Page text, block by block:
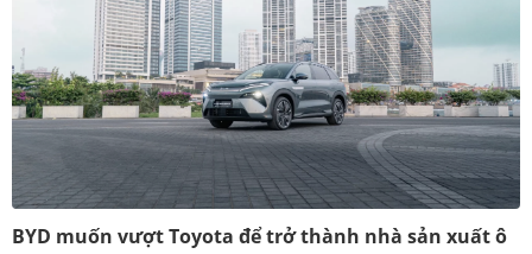
BYD muốn vượt Toyota để trở thành nhà sản xuất ô